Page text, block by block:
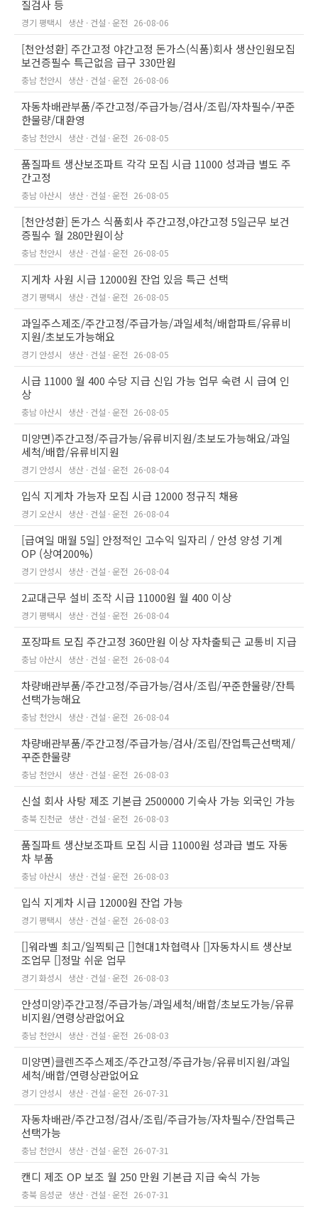
질검사 등
경기 평택시 생산 · 건설 · 운전 26-08-06
[천안성환] 주간고정 야간고정 돈가스(식품)회사 생산인원모집
보건증필수 특근없음 급구 330만원
충남 천안시 생산 · 건설 · 운전 26-08-06
자동차배관부품/주간고정/주급가능/검사/조립/자차필수/꾸준
한물량/대환영
충남 천안시 생산 · 건설 · 운전 26-08-05
품질파트 생산보조파트 각각 모집 시급 11000 성과급 별도 주
간고정
충남 아산시 생산 · 건설 · 운전 26-08-05
[천안성환] 돈가스 식품회사 주간고정,야간고정 5일근무 보건
증필수 월 280만원이상
충남 천안시 생산 · 건설 · 운전 26-08-05
지게차 사원 시급 12000원 잔업 있음 특근 선택
경기 평택시 생산 · 건설 · 운전 26-08-05
과일주스제조/주간고정/주급가능/과일세척/배합파트/유류비
지원/초보도가능해요
경기 안성시 생산 · 건설 · 운전 26-08-05
시급 11000 월 400 수당 지급 신입 가능 업무 숙련 시 급여 인
상
충남 아산시 생산 · 건설 · 운전 26-08-05
미양면)주간고정/주급가능/유류비지원/초보도가능해요/과일
세척/배합/유류비지원
경기 안성시 생산 · 건설 · 운전 26-08-04
입식 지게차 가능자 모집 시급 12000 정규직 채용
경기 오산시 생산 · 건설 · 운전 26-08-04
[급여일 매월 5일] 안정적인 고수익 일자리 / 안성 양성 기계
OP (상여200%)
경기 안성시 생산 · 건설 · 운전 26-08-04
2교대근무 설비 조작 시급 11000원 월 400 이상
경기 평택시 생산 · 건설 · 운전 26-08-04
포장파트 모집 주간고정 360만원 이상 자차출퇴근 교통비 지급
충남 아산시 생산 · 건설 · 운전 26-08-04
차량배관부품/주간고정/주급가능/검사/조립/꾸준한물량/잔특
선택가능해요
충남 천안시 생산 · 건설 · 운전 26-08-04
차량배관부품/주간고정/주급가능/검사/조립/잔업특근선택제/
꾸준한물량
충남 천안시 생산 · 건설 · 운전 26-08-03
신설 회사 사탕 제조 기본급 2500000 기숙사 가능 외국인 가능
충북 진천군 생산 · 건설 · 운전 26-08-03
품질파트 생산보조파트 모집 시급 11000원 성과급 별도 자동
차 부품
충남 아산시 생산 · 건설 · 운전 26-08-03
입식 지게차 시급 12000원 잔업 가능
경기 평택시 생산 · 건설 · 운전 26-08-03
[]워라벨 최고/일찍퇴근 []현대1차협력사 []자동차시트 생산보
조업무 []정말 쉬운 업무
경기 화성시 생산 · 건설 · 운전 26-08-03
안성미양)주간고정/주급가능/과일세척/배합/초보도가능/유류
비지원/연령상관없어요
충남 천안시 생산 · 건설 · 운전 26-08-03
미양면)클렌즈주스제조/주간고정/주급가능/유류비지원/과일
세척/배합/연령상관없어요
경기 안성시 생산 · 건설 · 운전 26-07-31
자동차배관/주간고정/검사/조립/주급가능/자차필수/잔업특근
선택가능
충남 천안시 생산 · 건설 · 운전 26-07-31
캔디 제조 OP 보조 월 250 만원 기본급 지급 숙식 가능
충북 음성군 생산 · 건설 · 운전 26-07-31